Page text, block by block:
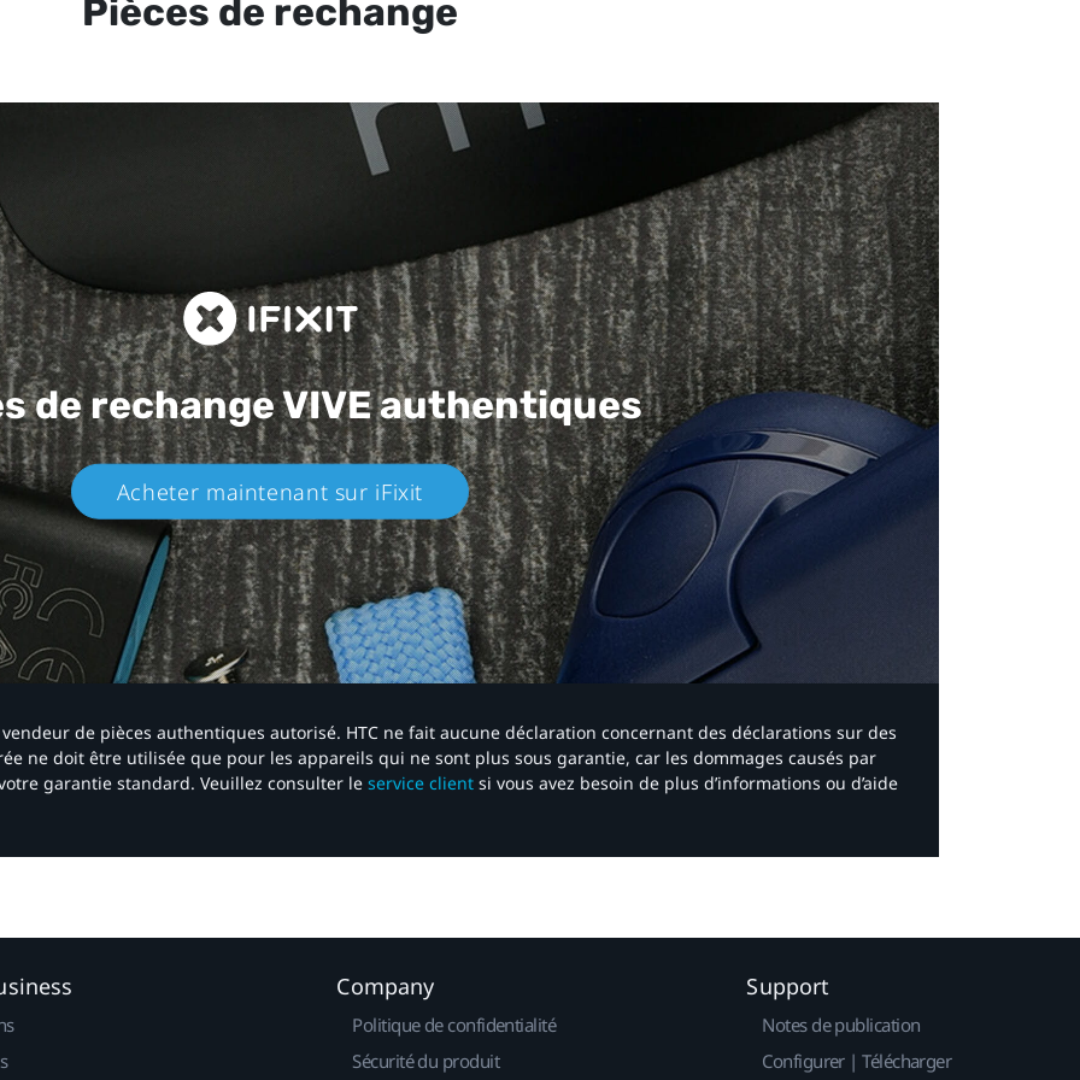
Pièces de rechange
de rechangeVIVE authentiques​
Acheter maintenant sur iFixit​
de pièces authentiques autorisé. HTC ne fait aucune déclaration concernant des déclarations sur des
ne doit être utilisée que pour les appareils qui ne sont plus sous garantie, car les dommages causés par
garantie standard. Veuillez consulter le service client si vous avez besoin de plus d’informations ou d’aide
Company
Politique de confidentialité
Sécurité du produit
Support
Notes de publication
Configurer | Télécharger